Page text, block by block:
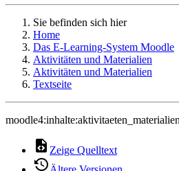
Sie befinden sich hier
Home
Das E-Learning-System Moodle
Aktivitäten und Materialien
Aktivitäten und Materialien
Textseite
Zeige Quelltext